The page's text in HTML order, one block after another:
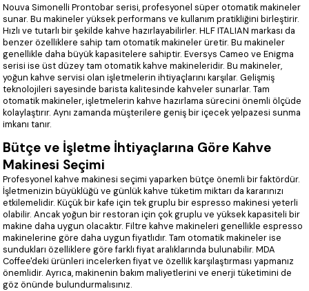
Nouva Simonelli Prontobar serisi, profesyonel süper otomatik makineler
sunar. Bu makineler yüksek performans ve kullanım pratikliğini birleştirir.
Hızlı ve tutarlı bir şekilde kahve hazırlayabilirler. HLF ITALIAN markası da
benzer özelliklere sahip tam otomatik makineler üretir. Bu makineler
genellikle daha büyük kapasitelere sahiptir. Eversys Cameo ve Enigma
serisi ise üst düzey tam otomatik kahve makineleridir. Bu makineler,
yoğun kahve servisi olan işletmelerin ihtiyaçlarını karşılar. Gelişmiş
teknolojileri sayesinde barista kalitesinde kahveler sunarlar. Tam
otomatik makineler, işletmelerin kahve hazırlama sürecini önemli ölçüde
kolaylaştırır. Aynı zamanda müşterilere geniş bir içecek yelpazesi sunma
imkanı tanır.
Bütçe ve İşletme İhtiyaçlarına Göre Kahve
Makinesi Seçimi
Profesyonel kahve makinesi seçimi yaparken bütçe önemli bir faktördür.
İşletmenizin büyüklüğü ve günlük kahve tüketim miktarı da kararınızı
etkilemelidir. Küçük bir kafe için tek gruplu bir espresso makinesi yeterli
olabilir. Ancak yoğun bir restoran için çok gruplu ve yüksek kapasiteli bir
makine daha uygun olacaktır. Filtre kahve makineleri genellikle espresso
makinelerine göre daha uygun fiyatlıdır. Tam otomatik makineler ise
sundukları özelliklere göre farklı fiyat aralıklarında bulunabilir. MDA
Coffee'deki ürünleri incelerken fiyat ve özellik karşılaştırması yapmanız
önemlidir. Ayrıca, makinenin bakım maliyetlerini ve enerji tüketimini de
göz önünde bulundurmalısınız.